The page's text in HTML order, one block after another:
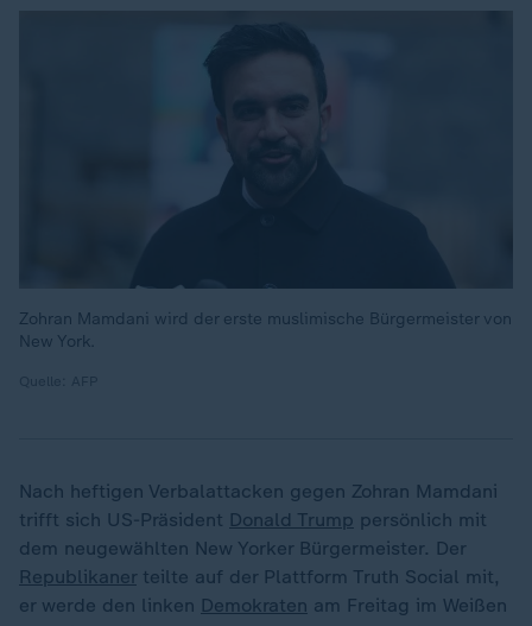
Zohran Mamdani wird der erste muslimische Bürgermeister von
New York.
Nach heftigen Verbalattacken gegen Zohran Mamdani
trifft sich US-Präsident Donald Trump persönlich mit
dem neugewählten New Yorker Bürgermeister. Der
Republikaner teilte auf der Plattform Truth Social mit,
er werde den linken Demokraten am Freitag im Weißen